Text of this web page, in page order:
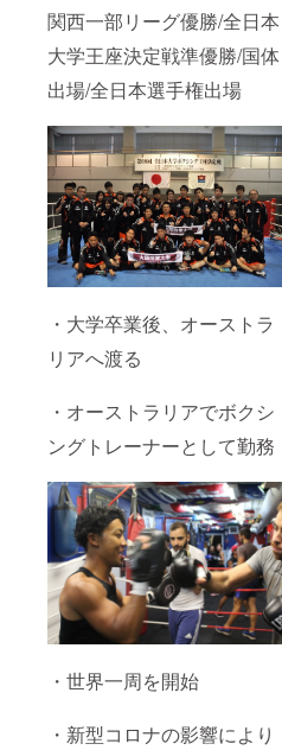
関西一部リーグ優勝/全日本
大学王座決定戦準優勝/国体
出場/全日本選手権出場
・大学卒業後、オーストラ
リアへ渡る
・オーストラリアでボクシ
ングトレーナーとして勤務
・世界一周を開始
・新型コロナの影響により